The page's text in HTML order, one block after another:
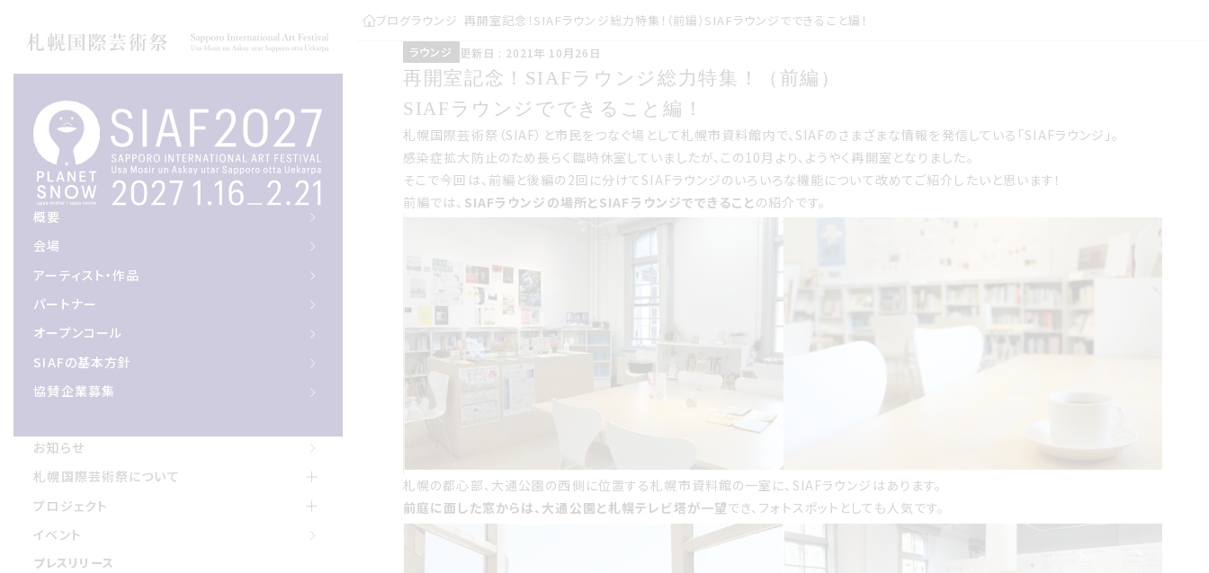
概要
概要
会場
会場
アーティスト作品
アーティスト・作品
パートナー
パートナー
オープンコール
オープンコール
サイアフの基本方針
SIAFの基本方針
協賛企業募集
協賛企業募集
お知らせ
お知らせ
札幌国際げいじゅつさいについて
札幌国際芸術祭について
プロジェクト
プロジェクト
イベント
イベント
プレスリリース
プレスリリース
ブログラウンジ 再開室記念！SIAFラウンジ総力特集！（前編）SIAFラウンジでできること編！
ラウンジ
ラウンジ
こうしんび 2021年 じゅうが
つ26日
更新日 : 2021年 10月26日
再開室記念サイアフラウンジ総力特集前編<br>サイアフラウンジでできること編
再開室記念！SIAFラウンジ総力特集！（前編）
SIAFラウンジでできること編！
札幌国際芸術祭（SIAF）と市民をつなぐ場として札幌市資料館内で、SIAFのさまざまな情報を発信している「SIAFラウンジ」。
感染症拡大防止のため長らく臨時休室していましたが、この10月より、ようやく再開室となりました。
そこで今回は、前編と後編の2回に分けてSIAFラウンジのいろいろな機能について改めてご紹介したいと思います！
前編では、 SIAFラウンジの場所とSIAFラウンジでできること の紹介です。
札幌の都心部、大通公園の西側に位置する札幌市資料館の一室に、SIAFラウンジはあります。
前庭に面した窓からは、大通公園と札幌テレビ塔が一望でき、フォトスポットとしても人気です。